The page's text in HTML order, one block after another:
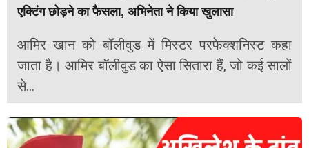
एक्टिंग छोड़ने का फैसला, अभिनेता ने किया खुलासा
आमिर खान को बॉलीवुड में मिस्टर परफेक्शनिस्ट कहा
जाता है। आमिर बॉलीवुड का ऐसा सितारा हैं, जो कई सालों
से...